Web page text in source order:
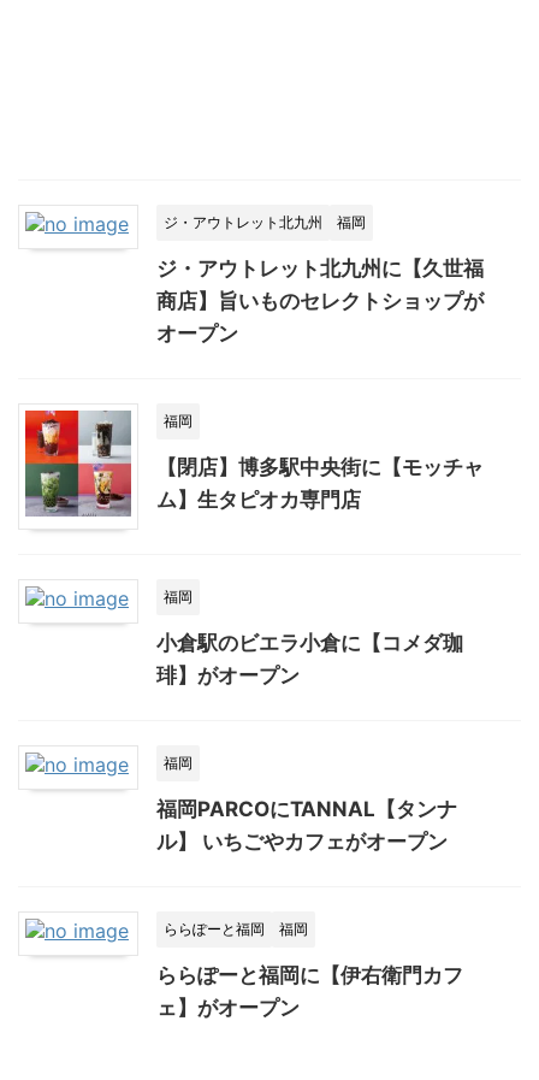
ジ・アウトレット北九州 福岡
ジ・アウトレット北九州に【久世福
商店】旨いものセレクトショップが
オープン
福岡
【閉店】博多駅中央街に【モッチャ
ム】生タピオカ専門店
福岡
小倉駅のビエラ小倉に【コメダ珈
琲】がオープン
福岡
福岡PARCOにTANNAL【タンナ
ル】 いちごやカフェがオープン
ららぽーと福岡 福岡
ららぽーと福岡に【伊右衛門カフ
ェ】がオープン